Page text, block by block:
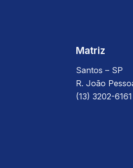
Matriz
Santos – SP
R. João
(13) 3202-6161